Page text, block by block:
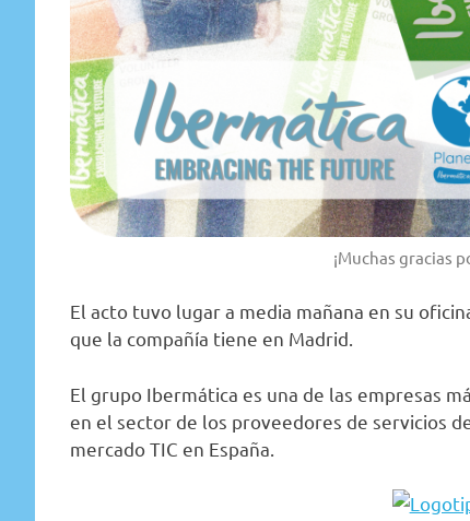
¡Muchas gracias
El acto tuvo lugar a media mañana en su
que la compañía tiene en Madrid.
El grupo Ibermática es una de las empresas
en el sector de los proveedores de servicios
mercado TIC en España.